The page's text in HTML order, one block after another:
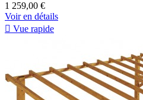
1 259,00 €
Voir en détails
 Vue rapide